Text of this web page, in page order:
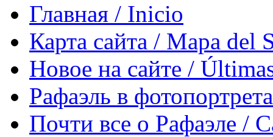
Главная / Inicio
Карта сайта / Mapa del
Новое на сайте /
Рафаэль в
Почти все о Рафаэле /